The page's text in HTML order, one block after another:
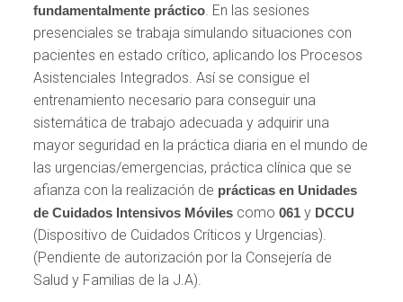
fundamentalmente práctico. En las sesiones
presenciales se trabaja simulando situaciones con
pacientes en estado crítico, aplicando los Procesos
Asistenciales Integrados. Así se consigue el
entrenamiento necesario para conseguir una
sistemática de trabajo adecuada y adquirir una
mayor seguridad en la práctica diaria en el mundo de
las urgencias/emergencias, práctica clínica que se
afianza con la realización de prácticas en Unidades
de Cuidados Intensivos Móviles como061 y DCCU
(Dispositivo de Cuidados Críticos y Urgencias).
(Pendiente de autorización por la Consejería de
Salud y Familias de la J.A).